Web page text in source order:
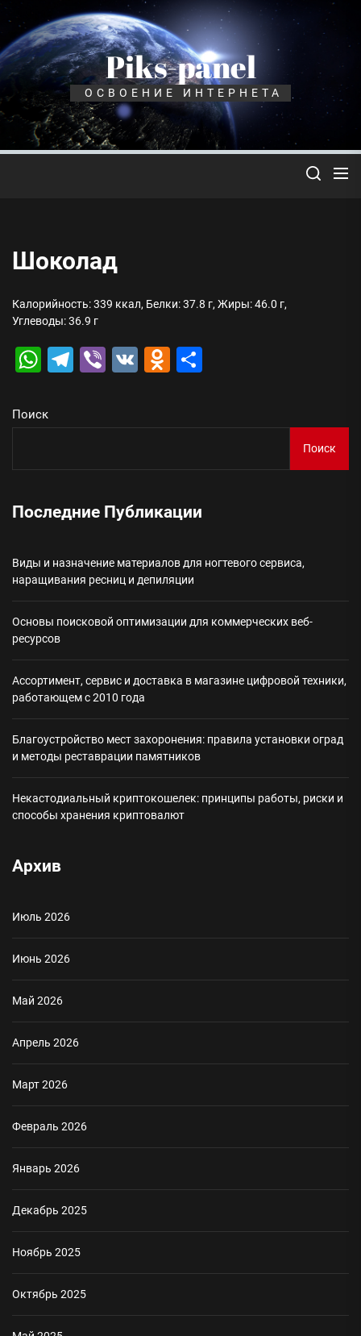
Перейти
содержимому
Piks-panel
ОСВОЕНИЕ ИНТЕРНЕТА
Шоколад
Калорийность: 339 ккал, Белки: 37.8 г, Жиры: 46.0 г,
Углеводы: 36.9 г
WhatsApp
Telegram
Viber
VK Odnoklassniki
Поиск
Поиск
Последние Публикации
Виды и назначение материалов для ногтевого сервиса,
наращивания ресниц и депиляции
Основы поисковой оптимизации для коммерческих веб-
ресурсов
Ассортимент, сервис и доставка в магазине цифровой техники,
работающем с 2010 года
Благоустройство мест захоронения: правила установки оград
и методы реставрации памятников
Некастодиальный криптокошелек: принципы работы, риски и
способы хранения криптовалют
Архив
Июль 2026
Июнь 2026
Май 2026
Апрель 2026
Март 2026
Февраль 2026
Январь 2026
Декабрь 2025
Ноябрь 2025
Октябрь 2025